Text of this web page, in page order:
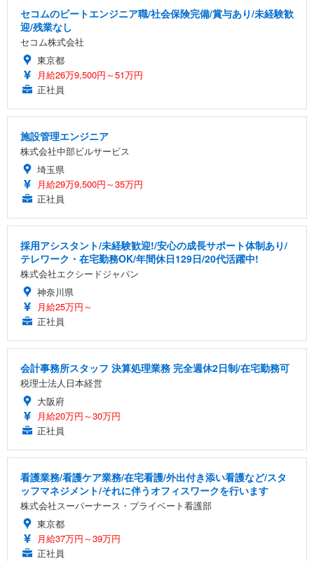
セコムのビートエンジニア職/社会保険完備/賞与あり/未経験歓
迎/残業なし
セコム株式会社
東京都
月給26万9,500円～51万円
正社員
施設管理エンジニア
株式会社中部ビルサービス
埼玉県
月給29万9,500円～35万円
正社員
採用アシスタント/未経験歓迎!/安心の成長サポート体制あり/
テレワーク・在宅勤務OK/年間休日129日/20代活躍中!
株式会社エクシードジャパン
神奈川県
月給25万円～
正社員
会計事務所スタッフ 決算処理業務 完全週休2日制/在宅勤務可
税理士法人日本経営
大阪府
月給20万円～30万円
正社員
看護業務/看護ケア業務/在宅看護/外出付き添い看護など/スタ
ッフマネジメント/それに伴うオフィスワークを行います
株式会社スーパーナース・プライベート看護部
東京都
月給37万円～39万円
正社員